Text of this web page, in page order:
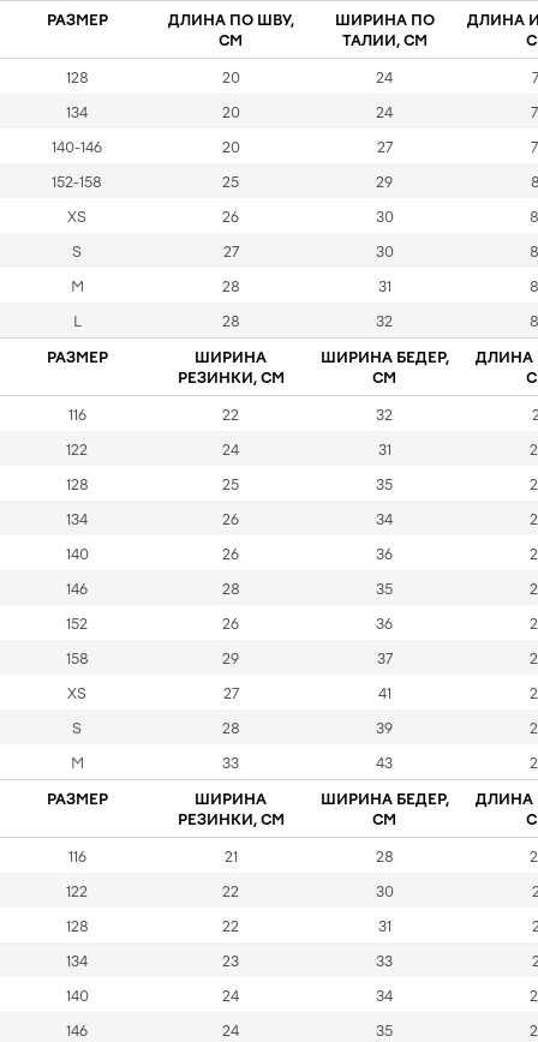
РАЗМЕР
ДЛИНА ПО ШВУ,
СМ
ШИРИНА ПО
ТАЛИИ, СМ
ДЛИНА
128 20 24
134 20 24
140-146 20 27
152-158 25 29
XS 26 30
S 27 30
M 28 31
L 28 32
РАЗМЕР
ШИРИНА
РЕЗИНКИ, СМ
ШИРИНА БЕДЕР,
СМ
ДЛИНА
116 22 32
122 24 31
128 25 35
134 26 34
140 26 36
146 28 35
152 26 36
158 29 37
XS 27 41
S 28 39
M 33 43
РАЗМЕР
ШИРИНА
РЕЗИНКИ, СМ
ШИРИНА БЕДЕР,
СМ
ДЛИНА
116 21 28
122 22 30
128 22 31
134 23 33
140 24 34
146 24 35